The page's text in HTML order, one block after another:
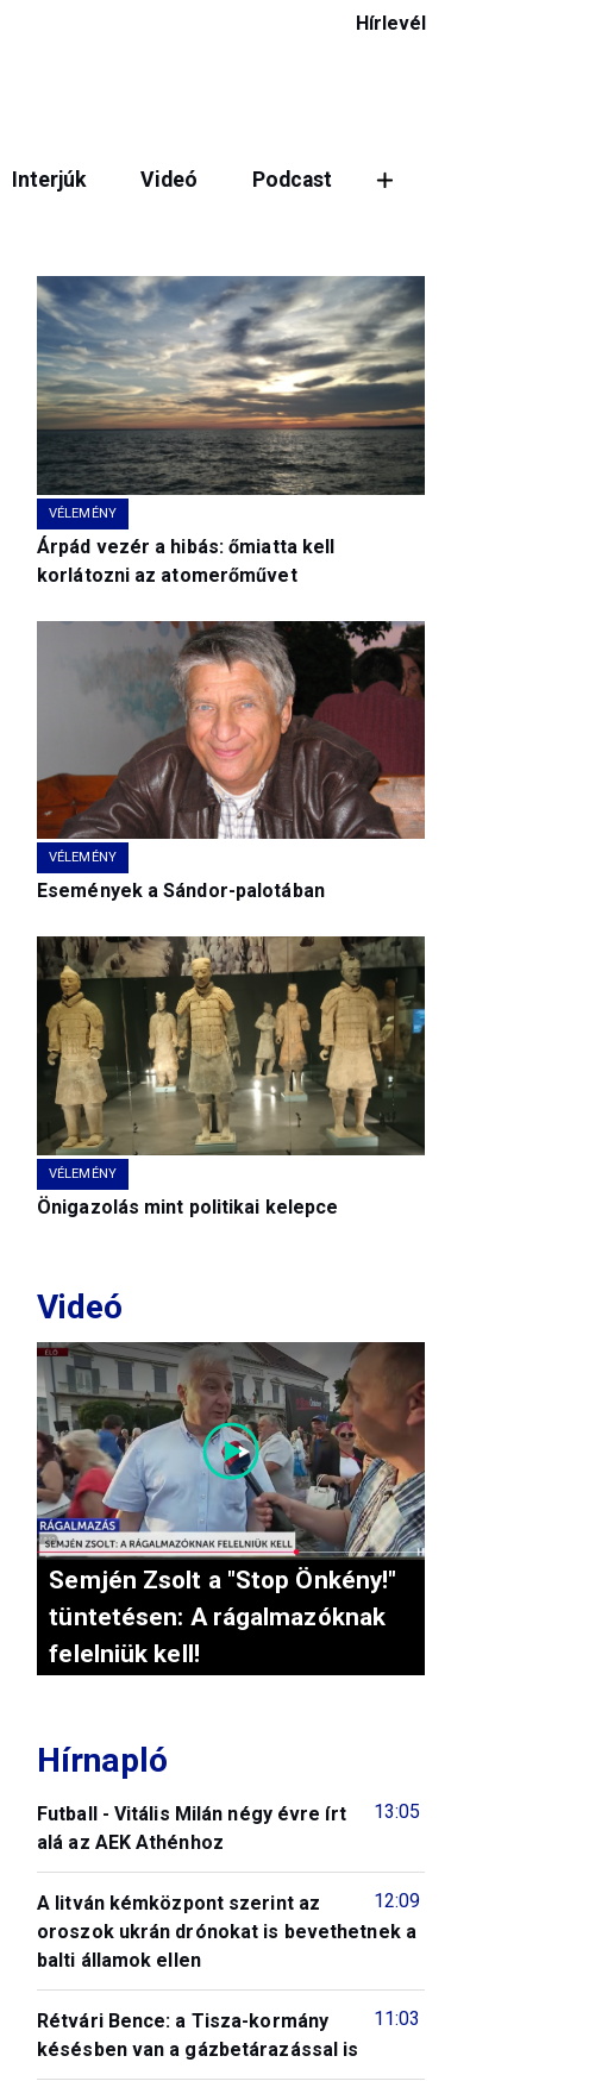
Hírlevél
Interjúk Videó Podcast
Megosztás
VÉLEMÉNY
Árpád vezér a hibás: őmiatta kell
korlátozni az atomerőművet
VÉLEMÉNY
Események a Sándor-palotában
VÉLEMÉNY
Önigazolás mint politikai kelepce
Videó
Semjén Zsolt a "Stop Önkény!"
tüntetésen: A rágalmazóknak
felelniük kell!
Hírnapló
13:05
Futball - Vitális Milán négy évre írt
alá az AEK Athénhoz
12:09
A litván kémközpont szerint az
oroszok ukrán drónokat is bevethetnek a
balti államok ellen
11:03
Rétvári Bence: a Tisza-kormány
késésben van a gázbetárazással is